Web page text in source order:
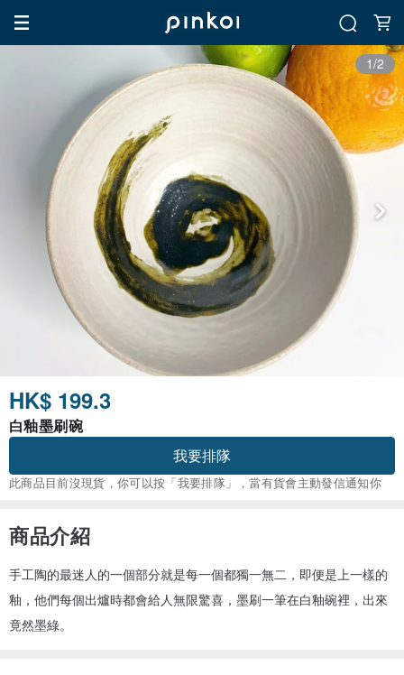
1/2
HK$ 199.3
白釉墨刷碗
我要排隊
此商品目前沒現貨，你可以按「我要排隊」，當有貨會主動發信通知你
商品介紹
手工陶的最迷人的一個部分就是每一個都獨一無二，即便是上一樣的
釉，他們每個出爐時都會給人無限驚喜，墨刷一筆在白釉碗裡，出來
竟然墨綠。